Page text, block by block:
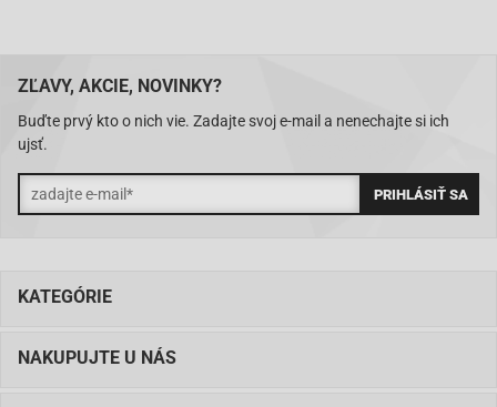
ZĽAVY, AKCIE, NOVINKY?
Buďte prvý kto o nich vie. Zadajte svoj e-mail a nenechajte si ich
ujsť.
KATEGÓRIE
NAKUPUJTE U NÁS